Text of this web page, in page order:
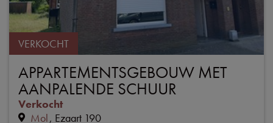
VERKOCHT
APPARTEMENTSGEBOUW MET
AANPALENDE SCHUUR
Verkocht
Mol Ezaart 190